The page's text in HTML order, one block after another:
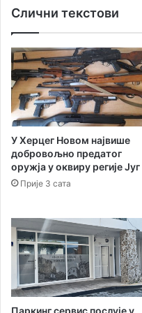
и
е
д
у
к
а
т
и
в
а
н
р
о
г
м
у
ц
а
“
С
о
л
д
а
н
с
н
ј
е
Слични текстови
У Херцег Новом највише
добровољно предатог
оружја у оквиру регије Југ
Прије 3 сата
Паркинг сервис послује у